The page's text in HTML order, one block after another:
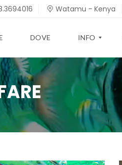
Watamu - Kenya
DOVE INFO
F
O
O